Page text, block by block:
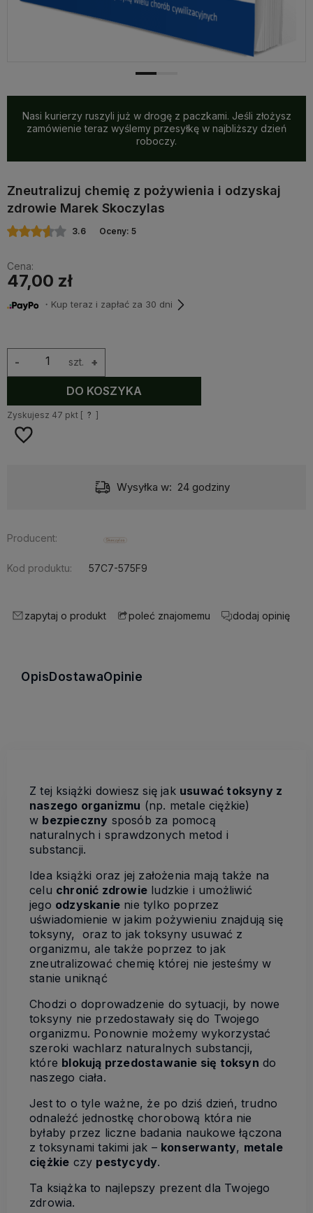
Nasi kurierzy ruszyli już w drogę z paczkami. Jeśli złożysz
zamówienie teraz wyślemy przesyłkę w najbliższy dzień
roboczy.
Zneutralizuj chemię z pożywienia i odzyskaj
zdrowie Marek Skoczylas
3.6 Oceny: 5
Cena:
47,00 zł
・Kup teraz i zapłać za 30 dni
szt. +
-
DO KOSZYKA
Zyskujesz 47 pkt [ ? ]
Wysyłka w: 24 godziny
Producent:
Kod produktu: 57C7-575F9
zapytaj o produkt poleć znajomemu dodaj opinię
OpisDostawaOpinie
Z tej książki dowiesz się jak usuwać toksyny z
naszego organizmu (np. metale ciężkie)
w bezpieczny sposób za pomocą
naturalnych i sprawdzonych metod i
substancji.
Idea książki oraz jej założenia mają także na
celu chronić zdrowie ludzkie i umożliwić
jego odzyskanie nie tylko poprzez
uświadomienie w jakim pożywieniu znajdują się
toksyny, oraz to jak toksyny usuwać z
organizmu, ale także poprzez to jak
zneutralizować chemię której nie jesteśmy w
stanie uniknąć
Chodzi o doprowadzenie do sytuacji, by nowe
toksyny nie przedostawały się do Twojego
organizmu. Ponownie możemy wykorzystać
szeroki wachlarz naturalnych substancji,
które blokują przedostawanie się toksyn do
naszego ciała.
Jest to o tyle ważne, że po dziś dzień, trudno
odnaleźć jednostkę chorobową która nie
byłaby przez liczne badania naukowe łączona
z toksynami takimi jak – konserwanty, metale
ciężkie czy pestycydy.
Ta książka to najlepszy prezent dla Twojego
zdrowia.